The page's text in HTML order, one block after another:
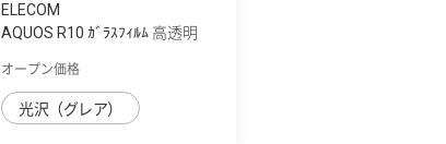
ELECOM
AQUOS R10 ｶﾞﾗｽﾌｨﾙﾑ 高透明
オープン価格
光沢（グレア）